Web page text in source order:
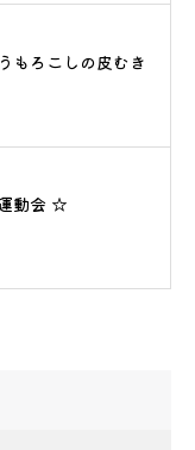
ろこしの皮むき
動会 ☆